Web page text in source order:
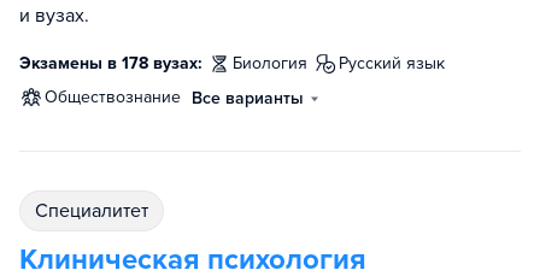
и вузах.
Экзамены в 178 вузах: биология
русский язык
обществознание Все варианты
специалитет
Клиническая психология